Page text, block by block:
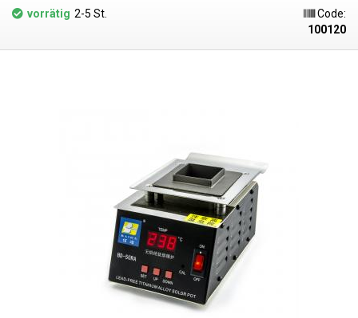
vorrätig 2-5 St.
Code:
100120